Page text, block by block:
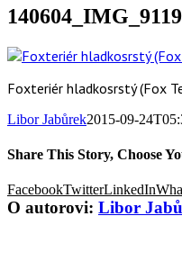
Foxteriér hladkosrstý (Fox
Libor Jabůrek2015-09-
Share This Story, Choose
FacebookTwitterLinkedIn
O autorovi: Libor